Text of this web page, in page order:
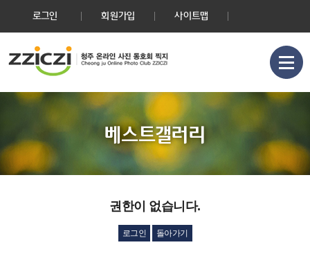
로그인 회원가입 사이트맵
베스트갤러리
권한이 없습니다.
로그인 돌아가기